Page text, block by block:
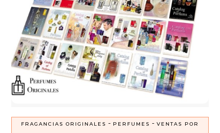
FRAGANCIAS ORIGINALES - PERFUMES - VENTAS POR